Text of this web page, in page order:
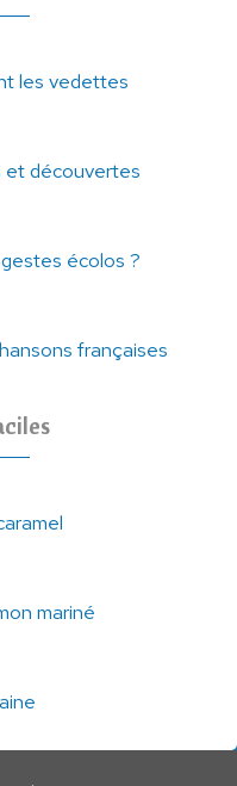
les vedettes
et découvertes
écolos ?
françaises
mariné